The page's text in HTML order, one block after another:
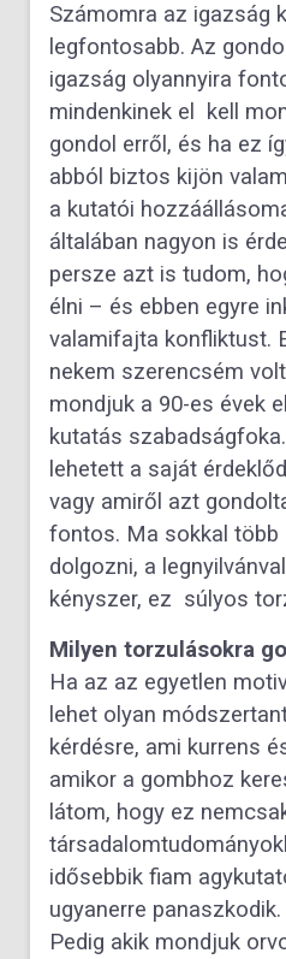
Számomra az igazság
legfontosabb. Az
igazság olyannyira
mindenkinek el kell
gondol erről, és ha ez
abból biztos kijön
a kutatói
általában nagyon is
persze azt is tudom,
élni – és ebben egyre
valamifajta konfliktust.
nekem szerencsém
mondjuk a 90-es évek
kutatás
lehetett a saját
vagy amiről azt
fontos. Ma sokkal több
dolgozni, a
kényszer, ez súlyos
Milyen torzulásokra
Ha az az egyetlen
lehet olyan
kérdésre, ami kurrens
amikor a gombhoz
látom, hogy ez
idősebbik fiam
ugyanerre
Pedig akik mondjuk